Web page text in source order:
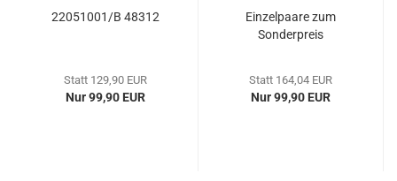
22051001/B 48312
Statt 129,90 EUR
Nur 99,90 EUR
Einzelpaare zum
Sonderpreis
Statt 164,04 EUR
Nur 99,90 EUR